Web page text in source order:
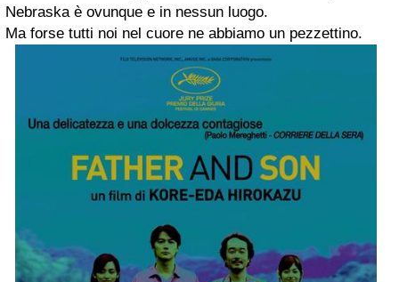
Nebraska è ovunque e in nessun luogo.
Ma forse tutti noi nel cuore ne abbiamo un pezzettino.